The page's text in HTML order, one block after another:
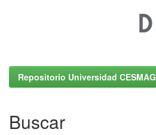
Repositorio Universidad CESMAG
Buscar